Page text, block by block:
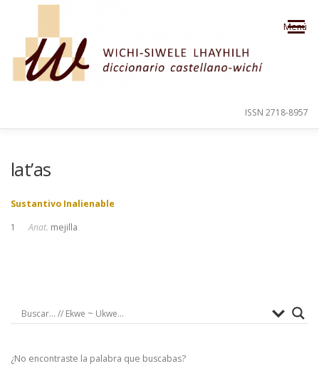
Saltar al contenido
Menú
ORDEN ALFABÉTICO
ISSN 2718-8957
lat’as
Sustantivo Inalienable
1Anat. mejilla
¿No encontraste la palabra que buscabas?